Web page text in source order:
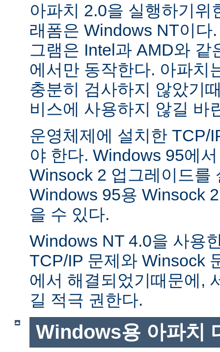
아파치 2.0을 실행하기위
래폼은 Windows NT이다
그램은 Intel과 AMD와 같
에서만 동작한다. 아파치
충분히 검사하지 않았기
비스에 사용하지 않길 바
운영체제에 설치한 TCP/
야 한다. Windows 95에
Winsock 2 업그레이드를
Windows 95용 Winsock
을 수 있다.
Windows NT 4.0을 사용
TCP/IP 문제와 Winsock
에서 해결되었기때문에,
길 적극 권한다.
Windows용 아파치